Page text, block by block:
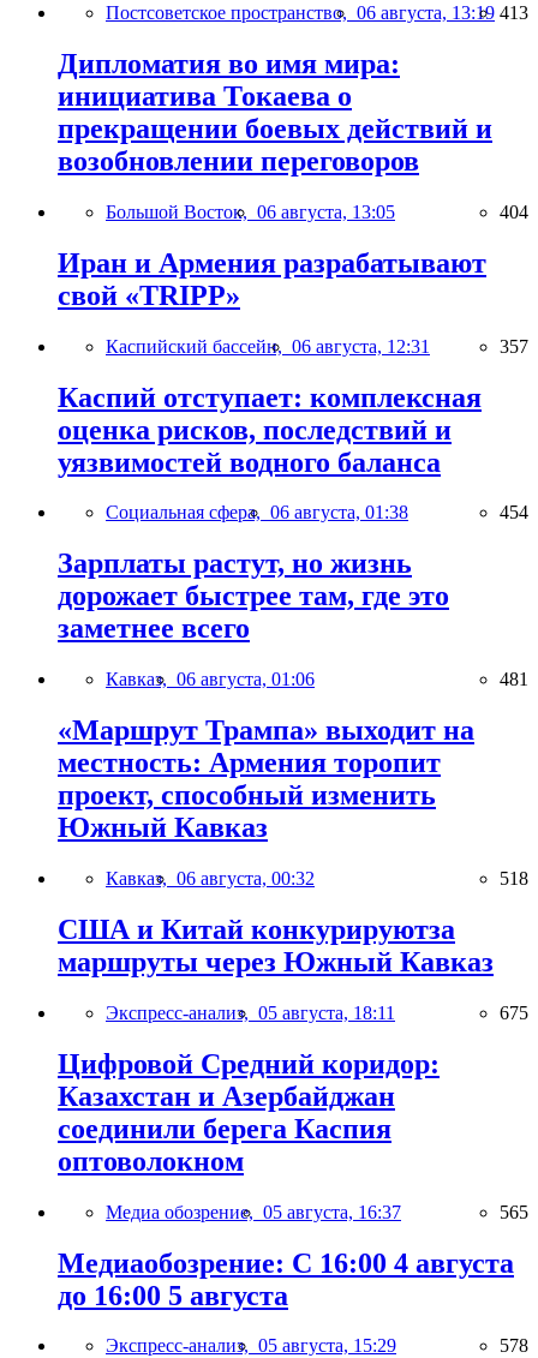
Постсоветское пространство, 06 августа, 13:19 413
Дипломатия во имя мира:
инициатива Токаева о
прекращении боевых действий и
возобновлении переговоров
Большой Восток, 06 августа, 13:05 404
Иран и Армения разрабатывают
свой «TRIPP»
Каспийский бассейн, 06 августа, 12:31 357
Каспий отступает: комплексная
оценка рисков, последствий и
уязвимостей водного баланса
Социальная сфера, 06 августа, 01:38 454
Зарплаты растут, но жизнь
дорожает быстрее там, где это
заметнее всего
Кавказ, 06 августа, 01:06 481
«Маршрут Трампа» выходит на
местность: Армения торопит
проект, способный изменить
Южный Кавказ
Кавказ, 06 августа, 00:32 518
США и Китай конкурируютза
маршруты через Южный Кавказ
Экспресс-анализ, 05 августа, 18:11 675
Цифровой Средний коридор:
Казахстан и Азербайджан
соединили берега Каспия
оптоволокном
Медиа обозрение, 05 августа, 16:37 565
Медиаобозрение: С 16:00 4 августа
до 16:00 5 августа
Экспресс-анализ, 05 августа, 15:29 578